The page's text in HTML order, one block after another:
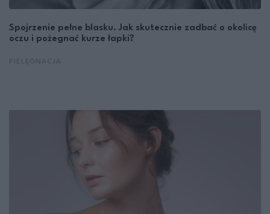
Spojrzenie pełne blasku. Jak skutecznie zadbać o okolicę
oczu i pożegnać kurze łapki?